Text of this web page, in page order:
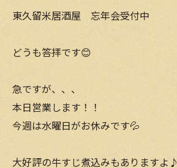
東久留米居酒屋 忘年会受付中
どうも答拝です😊
急ですが、、、
本日営業します！！
今週は水曜日がお休みです💦
大好評の牛すじ煮込みもありますよ♪